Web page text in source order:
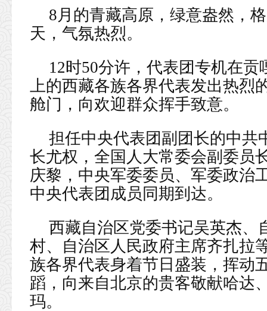
8月的青藏高原，绿意盎然，
天，气氛热烈。
12时50分许，代表团专机在
上的西藏各族各界代表发出热
舱门，向欢迎群众挥手致意。
担任中央代表团副团长的中共
长尤权，全国人大常委会副委员
庆黎，中央军委委员、军委政治
中央代表团成员同期到达。
西藏自治区党委书记吴英杰、
村、自治区人民政府主席齐扎拉
族各界代表身着节日盛装，挥动
蹈，向来自北京的贵客敬献哈达
玛。